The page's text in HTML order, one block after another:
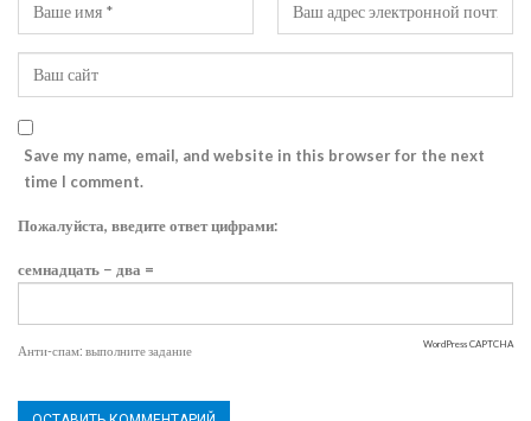
Save my name, email, and website in this browser for the next
time I comment.
Пожалуйста, введите ответ цифрами:
семнадцать − два =
Анти-спам: выполните задание WordPress CAPTCHA